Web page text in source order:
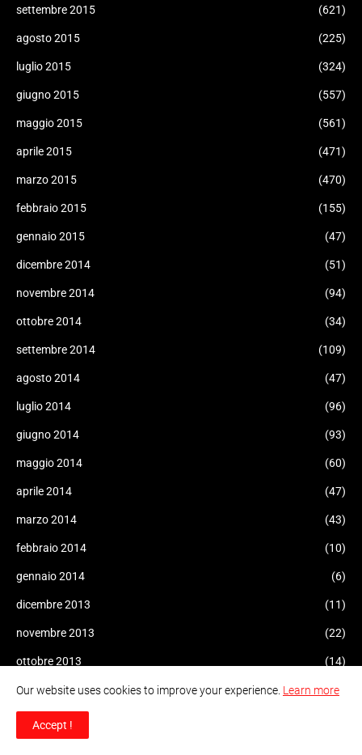
settembre 2015 (621)
agosto 2015 (225)
luglio 2015 (324)
giugno 2015 (557)
maggio 2015 (561)
aprile 2015 (471)
marzo 2015 (470)
febbraio 2015 (155)
gennaio 2015 (47)
dicembre 2014 (51)
novembre 2014 (94)
ottobre 2014 (34)
settembre 2014 (109)
agosto 2014 (47)
luglio 2014 (96)
giugno 2014 (93)
maggio 2014 (60)
aprile 2014 (47)
marzo 2014 (43)
febbraio 2014 (10)
gennaio 2014 (6)
dicembre 2013 (11)
novembre 2013 (22)
ottobre 2013 (14)
settembre 2013 (15)
Our website uses cookies to improve your experience. Learn more
Accept !